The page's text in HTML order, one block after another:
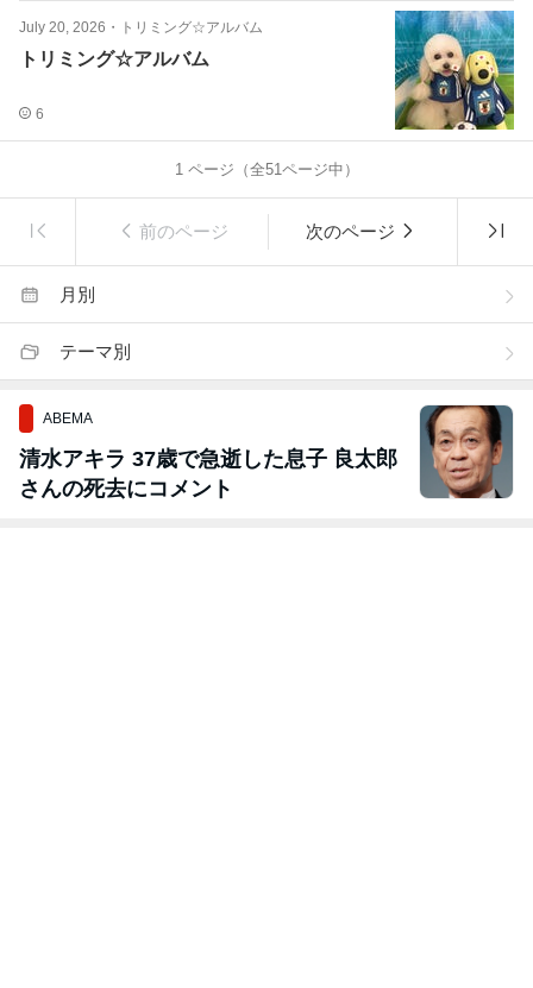
July 20, 2026 ・ トリミング☆アルバム
トリミング☆アルバム
6
1ページ（全51ページ中）
前のページ 次のページ
月別
テーマ別
ABEMA
清水アキラ 37歳で急逝した息子 良太郎
さんの死去にコメント